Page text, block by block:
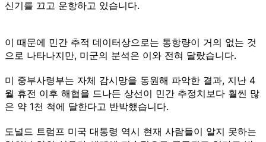
신기를 끄고 운항하고 있습니다.
이 때문에 민간 추적 데이터상으로는 통항량이 거의 없는 것
으로 나타나지만, 미군의 분석은 이와 전혀 달랐습니다.
미 중부사령부는 자체 감시망을 동원해 파악한 결과, 지난 4
월 휴전 이후 해협을 드나든 상선이 민간 추정치보다 훨씬 많
은 약 1천 척에 달한다고 반박했습니다.
도널드 트럼프 미국 대통령 역시 현재 사람들이 알지 못하는